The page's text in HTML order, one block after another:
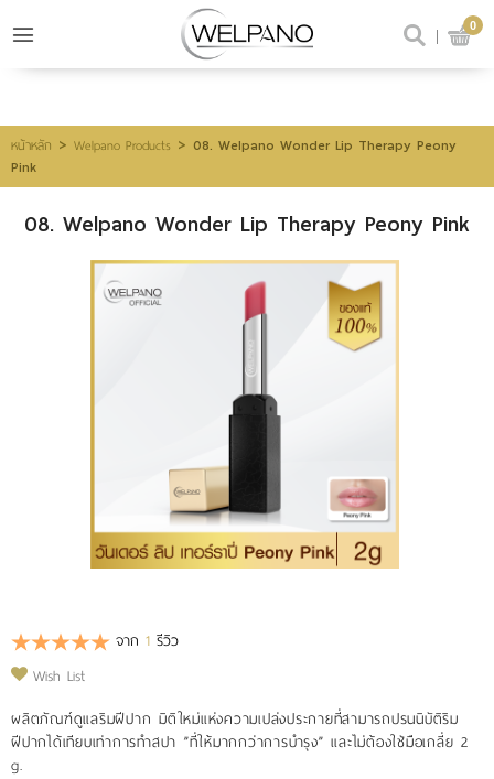
สินค้าที่สนใจ (0)
@welpano
หน้าหลัก
รีวิววีดีโอ
ติดต่อเรา
0
หน้าหลัก > Welpano Products > 08. Welpano Wonder Lip Therapy Peony
Pink
08. Welpano Wonder Lip Therapy Peony Pink
จาก 1 รีวิว
Wish List
ผลิตภัณฑ์ดูแลริมฝีปาก มิติใหม่แห่งความเปล่งประกายที่สามารถปรนนิบัติริม
ฝีปากได้เทียบเท่าการทำสปา ”ที่ให้มากกว่าการบำรุง” และไม่ต้องใช้มือเกลี่ย 2
g.